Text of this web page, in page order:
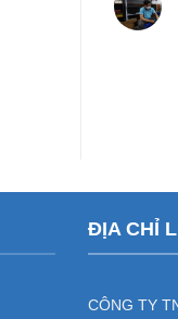
ĐỊA CHỈ
CÔNG TY